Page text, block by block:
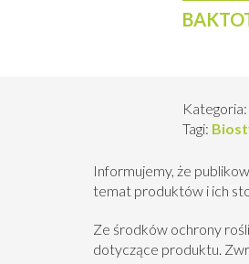
wzrostu
Kategoria:
Tagi:
Informujemy, że
temat produktów i ich
Ze środków ochrony
dotyczące produktu.